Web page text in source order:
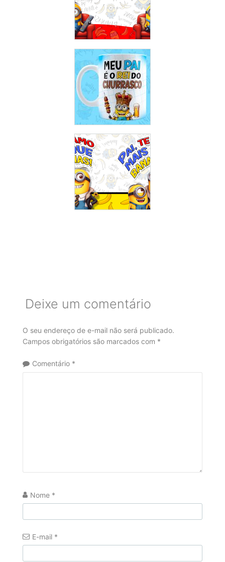
Deixe um comentário
O seu endereço de e-mail não será publicado.
Campos obrigatórios são marcados com *
Comentário *
Nome *
E-mail *